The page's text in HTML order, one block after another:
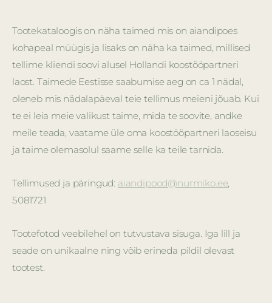
Tootekataloogis on näha taimed mis on aiandipoes
kohapeal müügis ja lisaks on näha ka taimed, millised
tellime kliendi soovi alusel Hollandi koostööpartneri
laost. Taimede Eestisse saabumise aeg on ca 1 nädal,
oleneb mis nädalapäeval teie tellimus meieni jõuab. Kui
te ei leia meie valikust taime, mida te soovite, andke
meile teada, vaatame üle oma koostööpartneri laoseisu
ja taime olemasolul saame selle ka teile tarnida.
Tellimused ja päringud: aiandipood@nurmiko.ee
5081721
Tootefotod veebilehel on tutvustava sisuga. Iga lill ja
seade on unikaalne ning võib erineda pildil olevast
tootest.